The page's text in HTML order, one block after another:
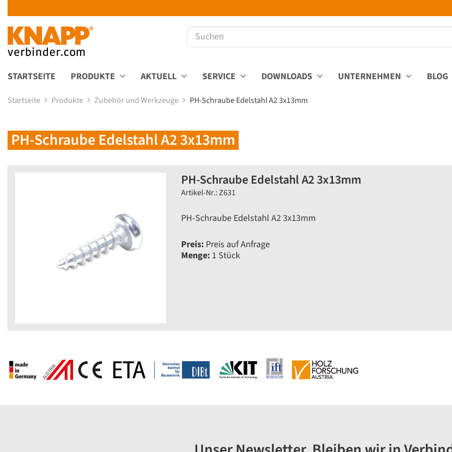
STARTSEITE PRODUKTE AKTUELL SERVICE DOWNLOADS UNTERNEHMEN BLOG
Startseite Produkte Zubehör und Werkzeuge PH-Schraube Edelstahl A2 3x13mm
PH-Schraube Edelstahl A2 3x13mm
PH-Schraube Edelstahl A2 3x13mm
Artikel-Nr.: Z631
PH-Schraube Edelstahl A2 3x13mm
Preis:Preis auf Anfrage
Menge:1 Stück